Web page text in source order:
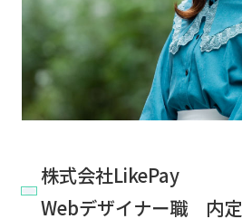
株式会社LikePay
Webデザイナー職 内定